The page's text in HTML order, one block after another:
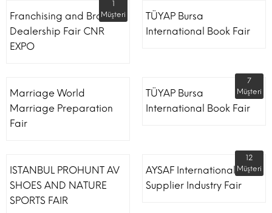
Franchising and Brand
Dealership Fair CNR
EXPO
1
Müşteri
TÜYAP Bursa
International Book Fair
Marriage World
Marriage Preparation
Fair
TÜYAP Bursa
International Book Fair
7
Müşteri
ISTANBUL PROHUNT AV
SHOES AND NATURE
SPORTS FAIR
AYSAF International Shoe
Supplier Industry Fair
12
Müşteri